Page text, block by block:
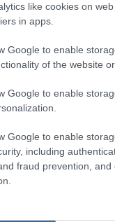
like cookies on
in apps.
Google to enable
of the website or
Google to enable
Google to enable
including
fraud prevention, and
2026